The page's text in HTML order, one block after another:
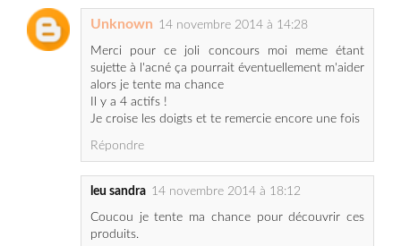
sujette à l'acné ça pourrait éventuellement m'aider
alors je tente ma chance
Il y a 4 actifs !
Je croise les doigts et te remercie encore une fois
Répondre
Coucou je tente ma chance pour découvrir ces
produits.
Ma réponse : 4 actifs dans cette gamme.
Bisous, merci.